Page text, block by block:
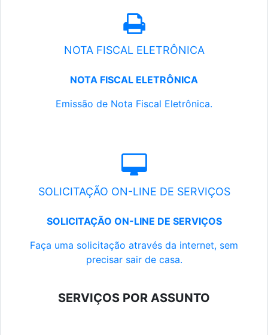
NOTA FISCAL ELETRÔNICA
NOTA FISCAL ELETRÔNICA
Emissão de Nota Fiscal Eletrônica.
SOLICITAÇÃO ON-LINE DE SERVIÇOS
SOLICITAÇÃO ON-LINE DE SERVIÇOS
Faça uma solicitação através da internet, sem
precisar sair de casa.
SERVIÇOS POR ASSUNTO